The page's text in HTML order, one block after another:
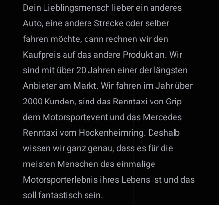
Dein Lieblingsmensch lieber ein anderes
Auto, eine andere Strecke oder selber
fahren möchte, dann rechnen wir den
Kaufpreis auf das andere Produkt an. Wir
sind mit über 20 Jahren einer der längsten
Anbieter am Markt. Wir fahren im Jahr über
2000 Kunden, sind das Renntaxi von Grip
dem Motorsportevent und das Mercedes
Renntaxi vom Hockenheimring. Deshalb
wissen wir ganz genau, dass es für die
meisten Menschen das einmalige
Motorsporterlebnis ihres Lebens ist und das
soll fantastisch sein.